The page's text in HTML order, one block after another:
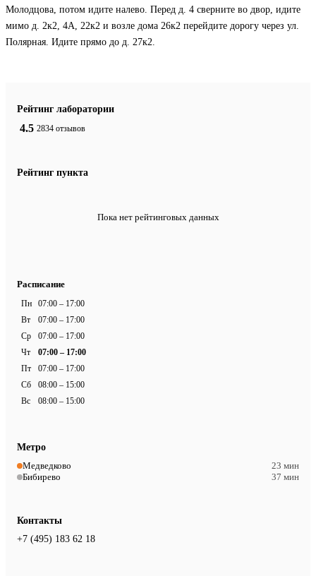
Молодцова, потом идите налево. Перед д. 4 сверните во двор, идите
мимо д. 2к2, 4А, 22к2 и возле дома 26к2 перейдите дорогу через ул.
Полярная. Идите прямо до д. 27к2.
Рейтинг лаборатории
4.5 2834 отзывов
Рейтинг пункта
Пока нет рейтинговых данных
Расписание
Пн
07:00 – 17:00
Вт
07:00 – 17:00
Ср
07:00 – 17:00
Чт
07:00 – 17:00
Пт
07:00 – 17:00
Сб
08:00 – 15:00
Вс
08:00 – 15:00
Метро
Медведково
23 мин
Бибирево
37 мин
Контакты
+7 (495) 183 62 18